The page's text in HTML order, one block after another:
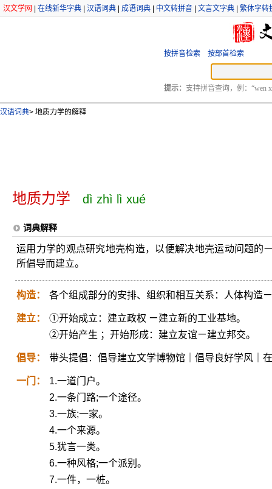
汉文学网 在线新华字典 汉语词典 成语词典 中文转拼音 文言文字典 繁体字转
按拼音检索 按部首检索
提示： 支持拼音查询，例：“wen
汉语词典> 地质力学的解释
地质力学 dì zhì lì xué
词典解释
运用力学的观点研究地壳构造，以便解决地壳运动问题的
所倡导而建立。
构造： 各个组成部分的安排、组织和相互关系：人体构造
建立：
①开始成立：建立政权 ㄧ建立新的工业基地。
②开始产生 ；开始形成：建立友谊ㄧ建立邦交。
倡导： 带头提倡：倡导建立文学博物馆｜倡导良好学风｜
一门：
1.一道门户。
2.一条门路;一个途径。
3.一族;一家。
4.一个来源。
5.犹言一类。
6.一种风格;一个派别。
7.一件，一桩。